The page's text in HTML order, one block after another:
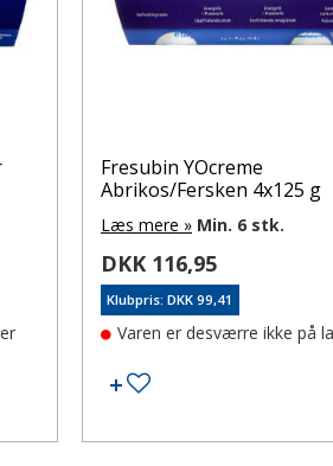
Fresubin YOcreme
Abrikos/Fersken 4x125 g
Læs mere » Min. 6 stk.
DKK 116,95
Klubpris: DKK 99,41
Varen er desværre ikke på
Tilføj til ønskeseddel